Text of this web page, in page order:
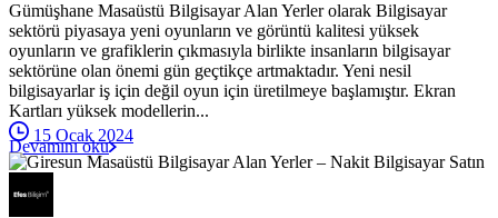
Gümüşhane Masaüstü Bilgisayar Alan Yerler olarak Bilgisayar
sektörü piyasaya yeni oyunların ve görüntü kalitesi yüksek
oyunların ve grafiklerin çıkmasıyla birlikte insanların bilgisayar
sektörüne olan önemi gün geçtikçe artmaktadır. Yeni nesil
bilgisayarlar iş için değil oyun için üretilmeye başlamıştır. Ekran
Kartları yüksek modellerin...
15 Ocak 2024
Devamını oku